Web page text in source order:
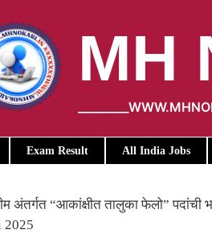
MH
Exam Result All India Jobs
अंतर्गत “आकांक्षीत तालुका फेलो”
2025